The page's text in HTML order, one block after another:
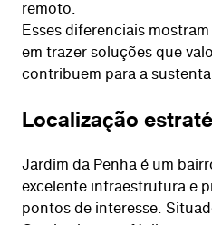
remoto.
Esses diferenciais
em trazer soluções que
contribuem para a
Localização
Jardim da Penha é um
excelente infraestrutura e
pontos de interesse.